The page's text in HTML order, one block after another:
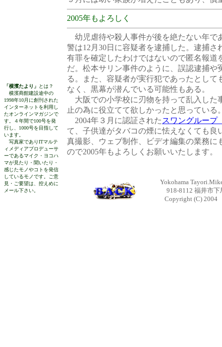
2005年もよろしく
幼児虐待や殺人事件が後を絶たない年で
警は12月30日に容疑者を逮捕した。逮捕さ
有罪を確定したわけではないので匿名報道
だ。松本サリン事件のように、誤認逮捕や
る。また、容疑者が実行犯であったとして
なく、黒幕が潜んでいる可能性もある。
大阪での小学校に刃物を持って乱入した
止の為に役立てて欲しかったと思ってい
2004年３月に認証された スワングループ
て、子供達がタバコの煙に怯えなくても
真撮影、ウェブ制作、ビデオ編集の業務
ので2005年もよろしくお願いいたします。
Yokohama
918-8112 福井市
Copyright (C)
「横濱たより」
とは？
横濱商館建設途中の
1998年10月に創刊された
インターネットを利用し
たオンラインマガジンで
す。４年間で100号を発
行し、1000号を目指して
います。
写真家でありITマルテ
ィメディアプロデューサ
ーであるマイク・ヨコハ
マが見たり・聞いたり・
感じたモノやコトを発信
しているモノです。ご意
見・ご要望は、控えめに
メール下さい。